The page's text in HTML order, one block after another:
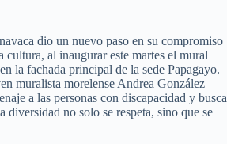
dio un nuevo paso en su compromiso
al inaugurar este martes el mural
la fachada principal de la sede Papagayo.
muralista morelense Andrea González
a las personas con discapacidad y busca
diversidad no solo se respeta, sino que se